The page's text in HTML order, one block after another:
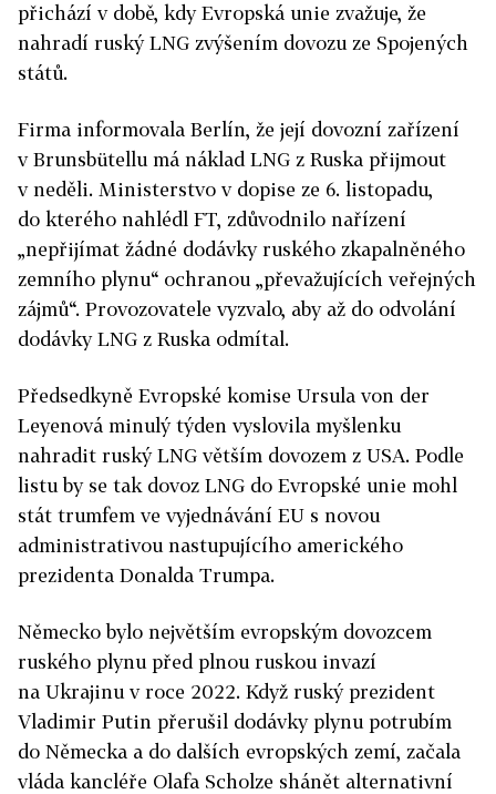
přichází v době, kdy Evropská unie zvažuje, že
nahradí ruský LNG zvýšením dovozu ze Spojených
států.
Firma informovala Berlín, že její dovozní zařízení
v Brunsbütellu má náklad LNG z Ruska přijmout
v neděli. Ministerstvo v dopise ze 6. listopadu,
do kterého nahlédl FT, zdůvodnilo nařízení
„nepřijímat žádné dodávky ruského zkapalněného
zemního plynu“ ochranou „převažujících veřejných
zájmů“. Provozovatele vyzvalo, aby až do odvolání
dodávky LNG z Ruska odmítal.
Předsedkyně Evropské komise Ursula von der
Leyenová minulý týden vyslovila myšlenku
nahradit ruský LNG větším dovozem z USA. Podle
listu by se tak dovoz LNG do Evropské unie mohl
stát trumfem ve vyjednávání EU s novou
administrativou nastupujícího amerického
prezidenta Donalda Trumpa.
Německo bylo největším evropským dovozcem
ruského plynu před plnou ruskou invazí
na Ukrajinu v roce 2022. Když ruský prezident
Vladimir Putin přerušil dodávky plynu potrubím
do Německa a do dalších evropských zemí, začala
vláda kancléře Olafa Scholze shánět alternativní